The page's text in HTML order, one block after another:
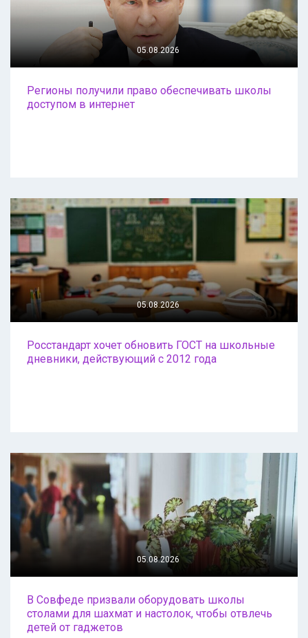
05.08.2026
Регионы получили право обеспечивать школы
доступом в интернет
05.08.2026
Росстандарт хочет обновить ГОСТ на школьные
дневники, действующий с 2012 года
05.08.2026
В Совфеде призвали оборудовать школы
столами для шахмат и настолок, чтобы отвлечь
детей от гаджетов